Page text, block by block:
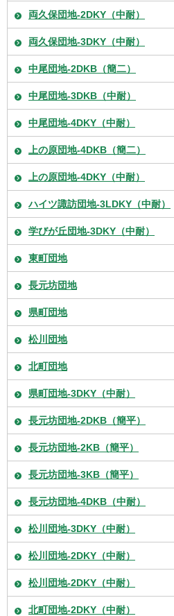
両久保団地-2DKY（中耐）
両久保団地-3DKY（中耐）
中尾団地-2DKB（簡二）
中尾団地-3DKB（中耐）
中尾団地-4DKY（中耐）
上の原団地-4DKB（簡二）
上の原団地-4DKY（中耐）
ハイツ諏訪団地-3LDKY（中耐）
学びが丘団地-3DKY（中耐）
東町団地
長元坊団地
県町団地
松川団地
北町団地
県町団地-3DKY（中耐）
長元坊団地-2DKB（簡平）
長元坊団地-2KB（簡平）
長元坊団地-3KB（簡平）
長元坊団地-4DKB（中耐）
松川団地-3DKY（中耐）
松川団地-2DKY（中耐）
松川団地-2DKY（中耐）
北町団地-2DKY（中耐）